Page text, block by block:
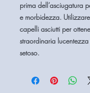
prima dell’asciugatura
e morbidezza.
capelli asciutti per
straordinaria lucentezza
setoso.